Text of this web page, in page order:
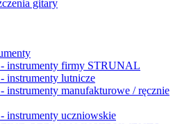
gitary
instrumenty firmy STRUNAL
instrumenty lutnicze
instrumenty manufakturowe / ręcznie
instrumenty uczniowskie